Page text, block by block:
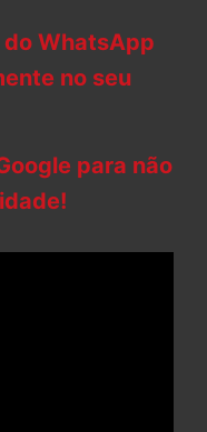
do WhatsApp
no seu
para não